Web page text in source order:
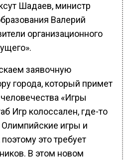
Шадаев, министр
Валерий
организационного
заявочную
города, который примет
«Игры
Игр колоссален, где-то
игры и
это требует
В этом новом